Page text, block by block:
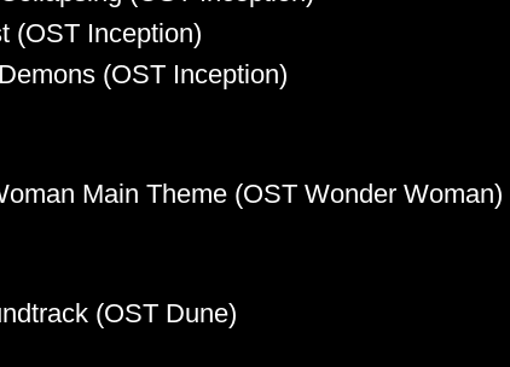
(OST Inception)
(OST Inception)
Main Theme (OST Wonder Woman)
(OST Dune)